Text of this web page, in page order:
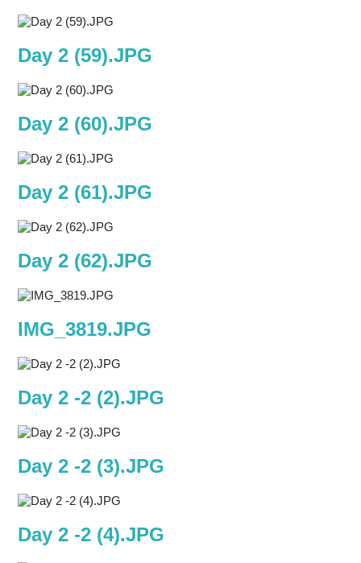
Day 2 (59).JPG
Day 2 (60).JPG
Day 2 (61).JPG
Day 2 (62).JPG
IMG_3819.JPG
Day 2 -2 (2).JPG
Day 2 -2 (3).JPG
Day 2 -2 (4).JPG